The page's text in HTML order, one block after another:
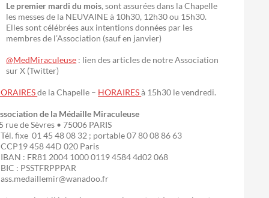
Le premier mardi du mois, sont assurées dans la Chapelle
les messes de la NEUVAINE à 10h30, 12h30 ou 15h30.
Elles sont célébrées aux intentions données par les
membres de l’Association (sauf en janvier)
@MedMiraculeuse : lien des articles de notre Association
sur X (Twitter)
de la Chapelle – HORAIRESà 15h30 le vendredi.
de la Médaille Miraculeuse
rue de Sèvres • 75006 PARIS
fixe 01 45 48 08 32 ; portable 07 80 08 86 63
458 44D 020 Paris
: FR81 2004 1000 0119 4584 4d02 068
: PSSTFRPPPAR